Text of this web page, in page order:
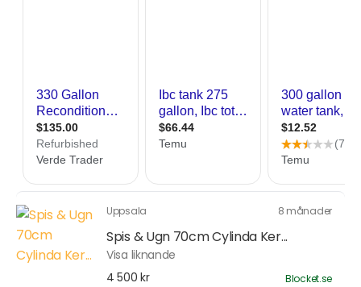
Uppsala 8 månader
Spis & Ugn 70cm Cylinda Ker...
Visa liknande
4 500 kr
Blocket.se